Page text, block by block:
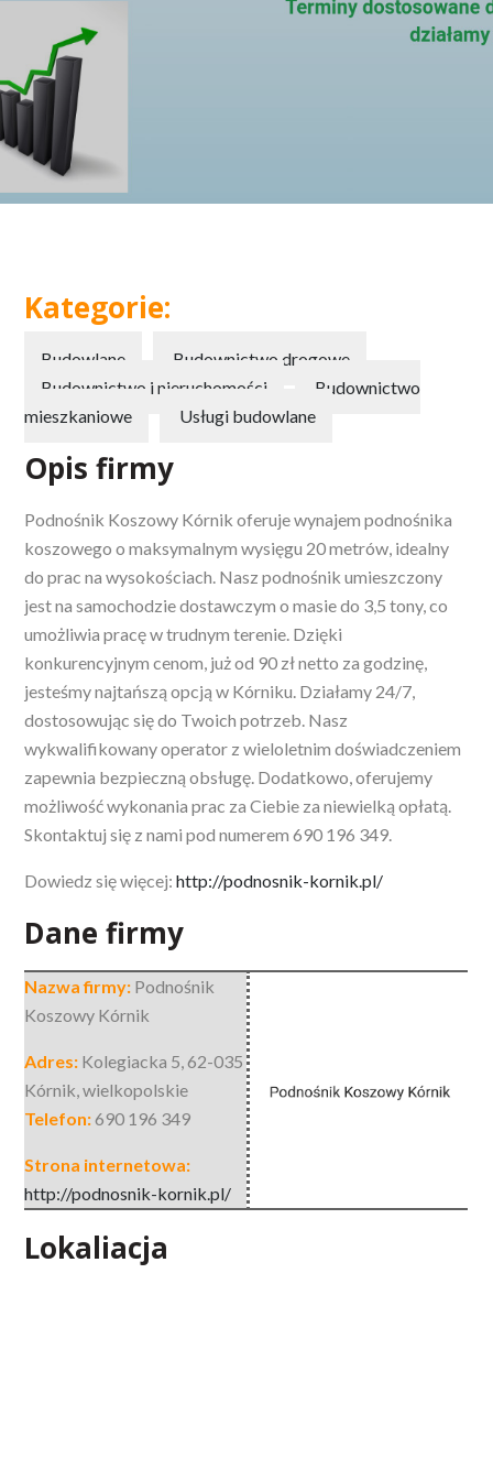
Kategorie:
Budowlane
Budownictwo drogowe
Budownictwo i nieruchomości
Budownictwo
mieszkaniowe
Usługi budowlane
Opis firmy
Podnośnik Koszowy Kórnik oferuje wynajem podnośnika
koszowego o maksymalnym wysięgu 20 metrów, idealny
do prac na wysokościach. Nasz podnośnik umieszczony
jest na samochodzie dostawczym o masie do 3,5 tony, co
umożliwia pracę w trudnym terenie. Dzięki
konkurencyjnym cenom, już od 90 zł netto za godzinę,
jesteśmy najtańszą opcją w Kórniku. Działamy 24/7,
dostosowując się do Twoich potrzeb. Nasz
wykwalifikowany operator z wieloletnim doświadczeniem
zapewnia bezpieczną obsługę. Dodatkowo, oferujemy
możliwość wykonania prac za Ciebie za niewielką opłatą.
Skontaktuj się z nami pod numerem 690 196 349.
Dowiedz się więcej:http://podnosnik-kornik.pl/
Dane firmy
Nazwa firmy: Podnośnik
Koszowy Kórnik
Adres: Kolegiacka 5,62-035
Kórnik,wielkopolskie
Telefon:690 196 349
Strona internetowa:
http://podnosnik-kornik.pl/
Lokaliacja